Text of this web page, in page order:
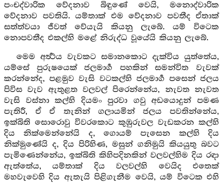
පංචද්වාරික වේදනාව බිඳුණේ වෙයි, මනොද්වාරික
වේදනාව පවතියි. යම්තාක් එම වේදනාව පවතීද ඒතාක්
සත්ත්වයා ජීවත් වේයැයි කියනු ලැබේ. යම් විටෙක
නොපවතීද එකල්හි මළේ නිරුද්ධ වූයේයි කියනු ලැබේ.
මෙම අර්‍ත්‍ථය වැවකට සමානකොට දැක්විය යුත්තේය,
යම්සේ පුරුෂයෙක් ජලමාර්‍ග පහකින් සමන්විත වැවක්
කරන්නේද, පළමුව වැසි වටකල්හි ජලමාර්‍ග පසෙන් ජලය
පිවිස වැව ඇතුළත වලවල් පිරෙන්නේය, නැවත නැවත
වැසි වස්නා කල්හි දියමං පුරවා ගවු අඩයොදුන් පමණ
පැතිරී, ඒ ඒ තැනින් ගලායමින් ජලය පවතින්නේය,
ඉක්බිති සොරොවු විවරකොට කුඹුරුවල වැඩකරන කල්හි
දිය නික්මෙන්නේයි ද, ගොයම් පැසෙන කල්හි දිය
නික්මුණේයි ද, දිය පිරිහිණ, මසුන් ගනිමුයි කියයුතු බවට
පැමිණෙන්නේය, ඉක්බිති කිහිපදිනකින් වලවල්හිම දිය රඳා
ඇත්තේය, යම්තාක් දිය වලවල්හි වෙයිද එතෙක්
මහවැවෙහි දිය ඇතැයි පිළිගැනීම වෙයි, යම් විටෙක එහි